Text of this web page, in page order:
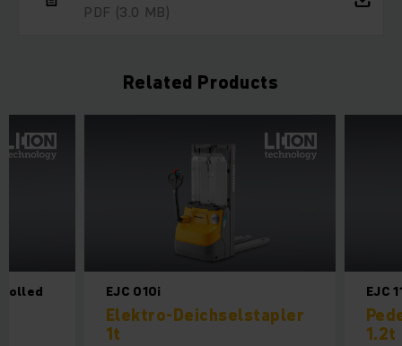
PDF (3.0 MB)
Related Products
EJC 010i
Elektro-Deichselstapler
1t
EJC
1.2t